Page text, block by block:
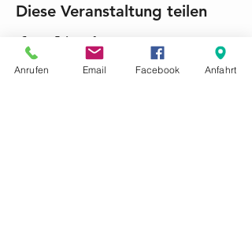
Diese Veranstaltung teilen
Anrufen Email Facebook Anfahrt